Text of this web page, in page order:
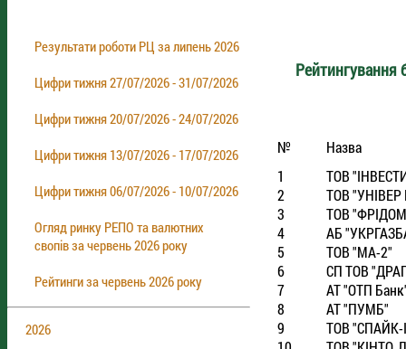
Результати роботи РЦ за липень 2026
Цифри тижня 27/07/2026 - 31/07/2026
Цифри тижня 20/07/2026 - 24/07/2026
Цифри тижня 13/07/2026 - 17/07/2026
Цифри тижня 06/07/2026 - 10/07/2026
Огляд ринку РЕПО та валютних
свопів за червень 2026 року
Рейтинги за червень 2026 року
2026
Рейтингування
№
Назва
1
ТОВ
2
ТОВ "УНIВЕР
3
ТОВ
4
АБ
5
ТОВ "МА-2"
6
СП ТОВ
7
АТ "ОТП
8
АТ "ПУМБ"
9
ТОВ